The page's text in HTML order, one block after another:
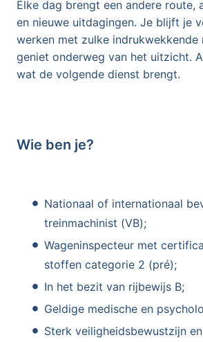
Elke dag brengt een andere route,
en nieuwe uitdagingen. Je blijft je
werken met zulke
geniet onderweg van het uitzicht.
wat de volgende dienst brengt.
Wie ben je?
Nationaal of internationaal
treinmachinist (VB);
Wageninspecteur met
stoffen categorie 2 (pré);
In het bezit van rijbewijs B;
Geldige medische en
Sterk veiligheidsbewustzijn